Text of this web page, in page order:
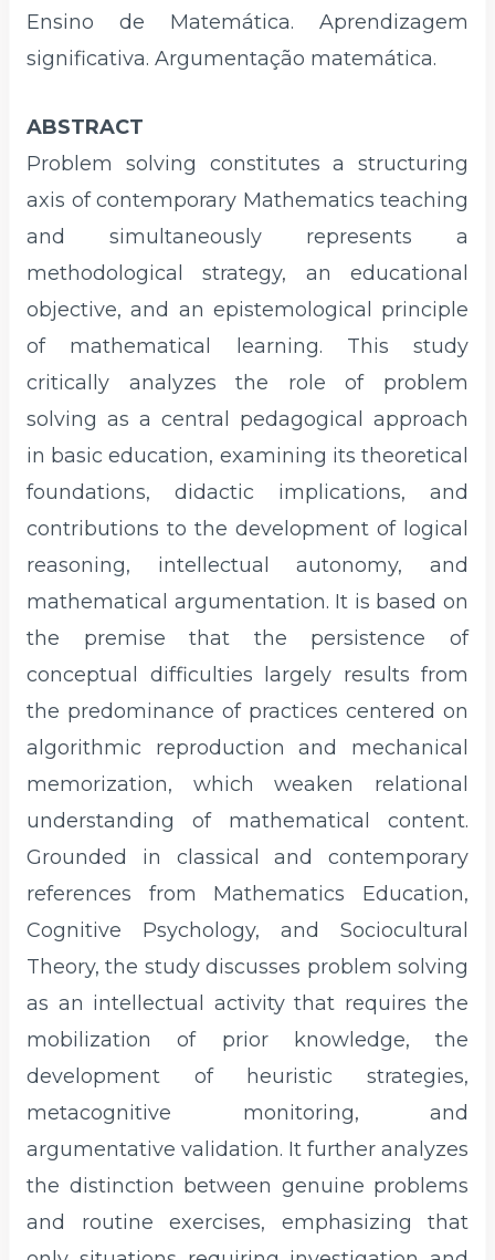
Ensino de Matemática. Aprendizagem
significativa. Argumentação matemática.
ABSTRACT
Problem solving constitutes a structuring
axis of contemporary Mathematics teaching
and simultaneously represents a
methodological strategy, an educational
objective, and an epistemological principle
of mathematical learning. This study
critically analyzes the role of problem
solving as a central pedagogical approach
in basic education, examining its theoretical
foundations, didactic implications, and
contributions to the development of logical
reasoning, intellectual autonomy, and
mathematical argumentation. It is based on
the premise that the persistence of
conceptual difficulties largely results from
the predominance of practices centered on
algorithmic reproduction and mechanical
memorization, which weaken relational
understanding of mathematical content.
Grounded in classical and contemporary
references from Mathematics Education,
Cognitive Psychology, and Sociocultural
Theory, the study discusses problem solving
as an intellectual activity that requires the
mobilization of prior knowledge, the
development of heuristic strategies,
metacognitive monitoring, and
argumentative validation. It further analyzes
the distinction between genuine problems
and routine exercises, emphasizing that